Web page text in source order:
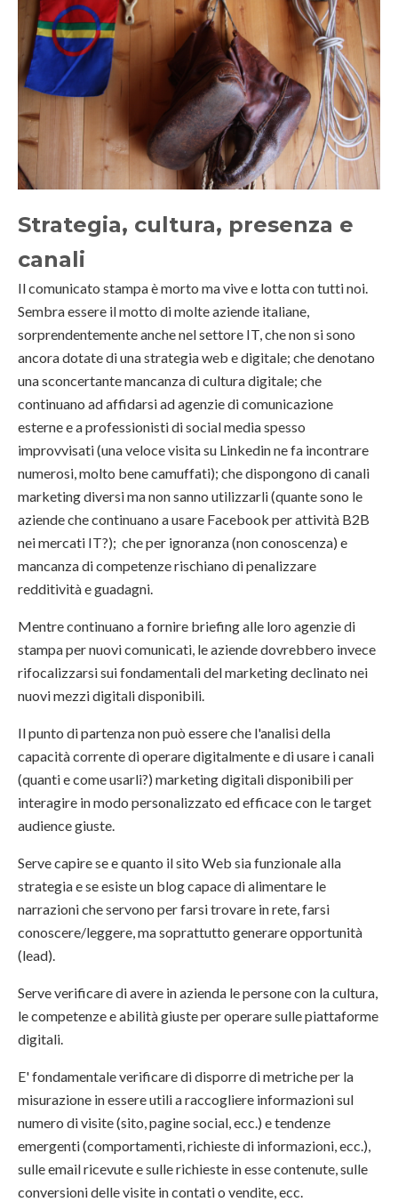
Strategia, cultura, presenza e
canali
Il comunicato stampa è morto ma vive e lotta con tutti noi.
Sembra essere il motto di molte aziende italiane,
sorprendentemente anche nel settore IT, che non si sono
ancora dotate di una strategia web e digitale; che denotano
una sconcertante mancanza di cultura digitale; che
continuano ad affidarsi ad agenzie di comunicazione
esterne e a professionisti di social media spesso
improvvisati (una veloce visita su Linkedin ne fa incontrare
numerosi, molto bene camuffati); che dispongono di canali
marketing diversi ma non sanno utilizzarli (quante sono le
aziende che continuano a usare Facebook per attività B2B
nei mercati IT?); che per ignoranza (non conoscenza) e
mancanza di competenze rischiano di penalizzare
redditività e guadagni.
Mentre continuano a fornire briefing alle loro agenzie di
stampa per nuovi comunicati, le aziende dovrebbero invece
rifocalizzarsi sui fondamentali del marketing declinato nei
nuovi mezzi digitali disponibili.
Il punto di partenza non può essere che l'analisi della
capacità corrente di operare digitalmente e di usare i canali
(quanti e come usarli?) marketing digitali disponibili per
interagire in modo personalizzato ed efficace con le target
audience giuste.
Serve capire se e quanto il sito Web sia funzionale alla
strategia e se esiste un blog capace di alimentare le
narrazioni che servono per farsi trovare in rete, farsi
conoscere/leggere, ma soprattutto generare opportunità
(lead).
Serve verificare di avere in azienda le persone con la cultura,
le competenze e abilità giuste per operare sulle piattaforme
digitali.
E' fondamentale verificare di disporre di metriche per la
misurazione in essere utili a raccogliere informazioni sul
numero di visite (sito, pagine social, ecc.) e tendenze
emergenti (comportamenti, richieste di informazioni, ecc.),
sulle email ricevute e sulle richieste in esse contenute, sulle
conversioni delle visite in contati o vendite, ecc.